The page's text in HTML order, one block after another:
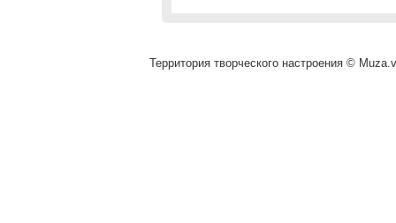
Территория творческого настроения ©